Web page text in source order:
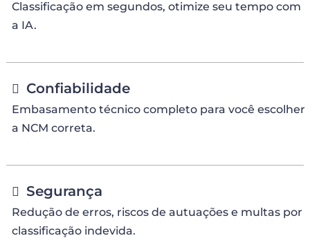
Classificação em segundos, otimize seu tempo com
a IA.
Confiabilidade
Embasamento técnico completo para você escolher
a NCM correta.
Segurança
Redução de erros, riscos de autuações e multas por
classificação indevida.